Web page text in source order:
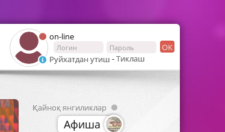
on-line
ОК
Руйхатдан утиш -Тиклаш
Қайноқ янгиликлар
Афиша